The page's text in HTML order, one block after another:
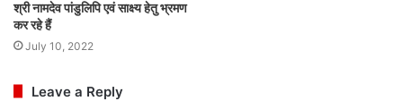
श्री नामदेव पांडुलिपि एवं साक्ष्य हेतु भ्रमण
कर रहे हैं
July 10, 2022
Leave a Reply